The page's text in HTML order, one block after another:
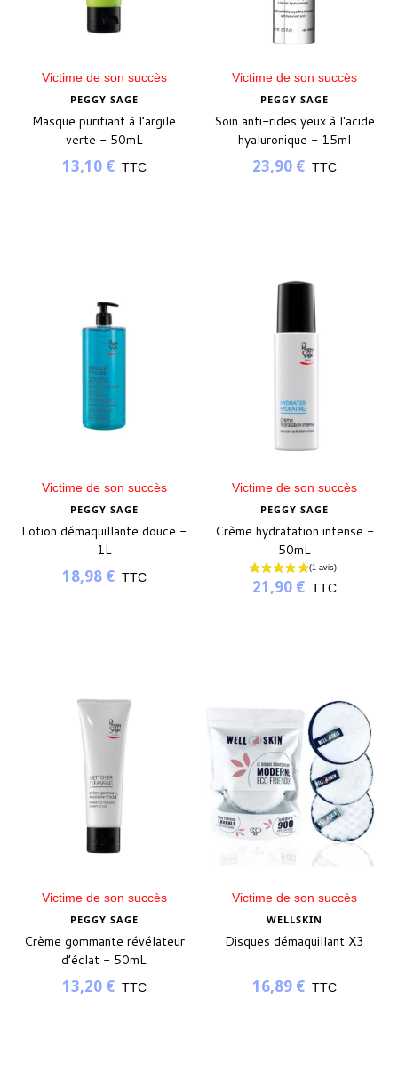
Victime de son succès
PEGGY SAGE
Masque purifiant à l’argile
verte - 50mL
13,10 € TTC
Victime de son succès
PEGGY SAGE
Soin anti-rides yeux à l'acide
hyaluronique - 15ml
23,90 € TTC
Victime de son succès
PEGGY SAGE
Lotion démaquillante douce -
1L
18,98 € TTC
Victime de son succès
PEGGY SAGE
Crème hydratation intense -
50mL
21,90 € TTC
Victime de son succès
PEGGY SAGE
Crème gommante révélateur
d’éclat - 50mL
13,20 € TTC
Victime de son succès
WELLSKIN
Disques démaquillant X3
16,89 € TTC